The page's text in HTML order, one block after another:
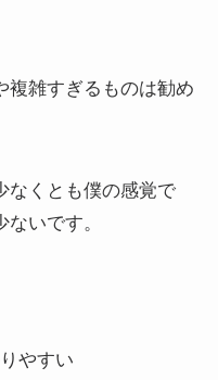
複雑すぎるものは勧め
なくとも僕の感覚で
いです。
やすい